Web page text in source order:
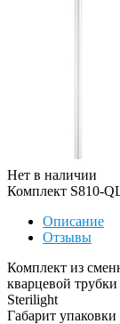
Нет в наличии
Комплект S810-
Описание
Отзывы
Комплект из
кварцевой
Sterilight
Габарит